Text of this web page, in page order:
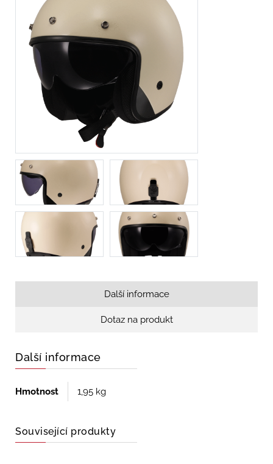
Další informace
Dotaz na produkt
Další informace
Hmotnost 1,95 kg
Související produkty